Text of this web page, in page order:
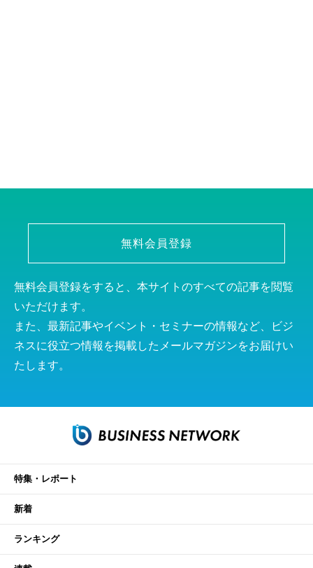
無料会員登録
無料会員登録をすると、本サイトのすべての記事を閲覧
いただけます。
また、最新記事やイベント・セミナーの情報など、ビジ
ネスに役立つ情報を掲載したメールマガジンをお届けい
たします。
特集・レポート
新着
ランキング